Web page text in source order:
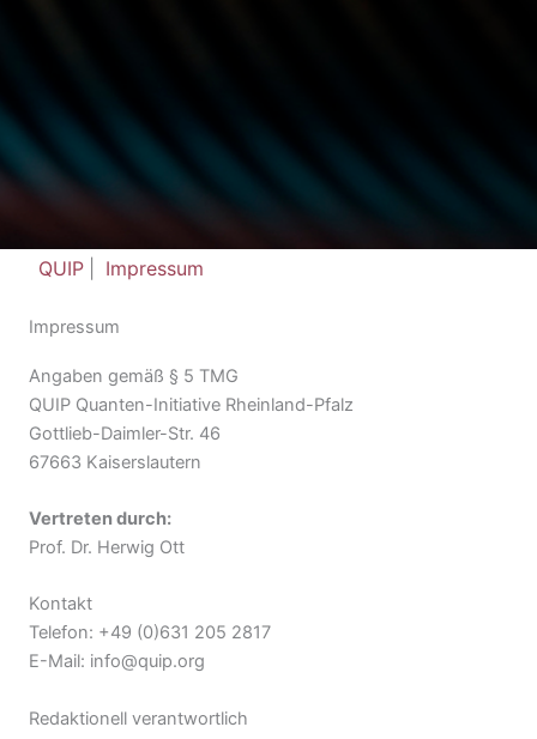
QUIP Impressum
Impressum
Angaben gemäß § 5 TMG
QUIP Quanten-Initiative Rheinland-Pfalz
Gottlieb-Daimler-Str. 46
67663 Kaiserslautern
Vertreten durch:
Prof. Dr. Herwig Ott
Kontakt
Telefon: +49 (0)631 205 2817
E-Mail: info@quip.org
Redaktionell verantwortlich